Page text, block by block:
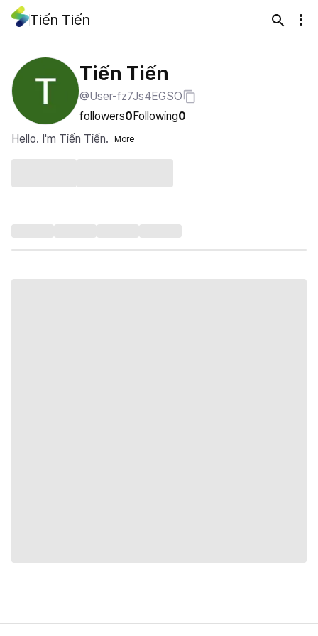
Tiến Tiến
Tiến Tiến
@User-fz7Js4EGSO
followers0Following0
Hello. I'm Tiến Tiến.
More